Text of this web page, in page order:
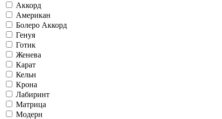
Аккорд
Американ
Болеро Аккорд
Генуя
Готик
Женева
Карат
Кельн
Крона
Лабиринт
Матрица
Модерн